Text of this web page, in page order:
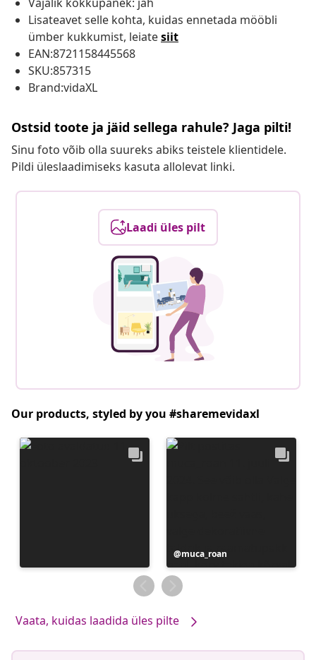
Lisateavet selle kohta, kuidas ennetada mööbli
ümber kukkumist, leiatesiit
EAN:8721158445568
SKU:857315
Brand:vidaXL
Ostsid toote ja jäid sellega rahule? Jaga pilti!
Sinu foto võib olla suureks abiks teistele klientidele.
Pildi üleslaadimiseks kasuta allolevat linki.
Laadi üles pilt
Our products, styled by you #sharemevidaxl
Postitus
avaldatud
muca_roan
Vaata, kuidas laadida üles pilte